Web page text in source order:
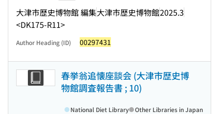
大津市歴史博物館 編集大津市歴史博物館2025.3
<DK175-R11>
Author Heading (ID) 00297431
春挙翁追懐座談会 (大津市歴史博
物館調査報告書 ; 10)
National Diet Library Other Libraries in Japan